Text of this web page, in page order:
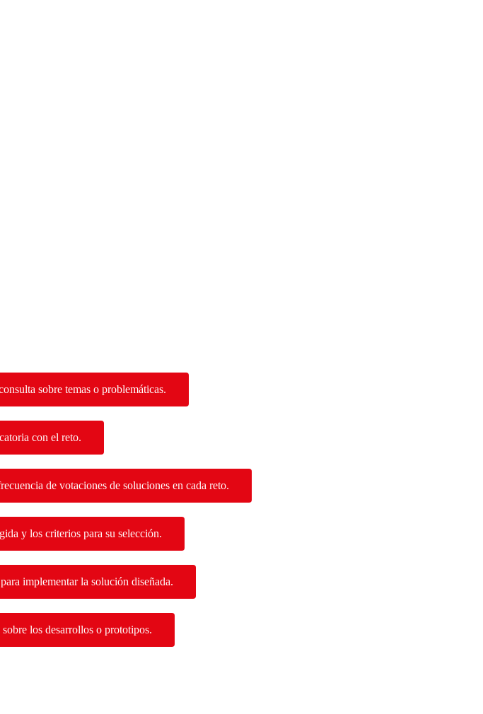
sobre temas o problemáticas.
con el reto.
de votaciones de soluciones en cada reto.​
y los criterios para su selección.
implementar la solución diseñada.
los desarrollos o prototipos.​